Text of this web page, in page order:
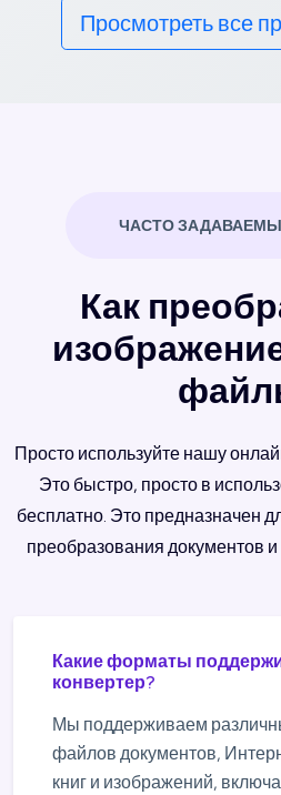
Просмотреть все
ЧАСТО
Как
Просто используйте нашу
Это быстро, просто в
бесплатно. Это предназначен
преобразования документов
Какие форматы
конвертер?
Мы поддерживаем
файлов документов,
книг и изображений,